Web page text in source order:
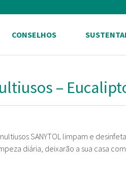
CONSELHOS
–
SANYTOL limpam e
diária, deixarão a sua casa